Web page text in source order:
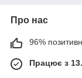
Про нас
96%
Працює з